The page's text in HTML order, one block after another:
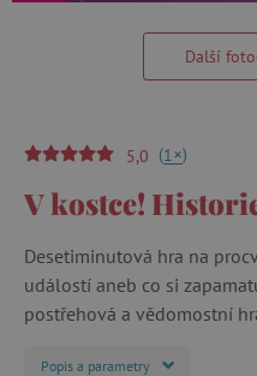
Další
5,0 (1+)
V kostce!
Desetiminutová hra na
událostí aneb co si
postřehová a vědomostní
Popis a parametry